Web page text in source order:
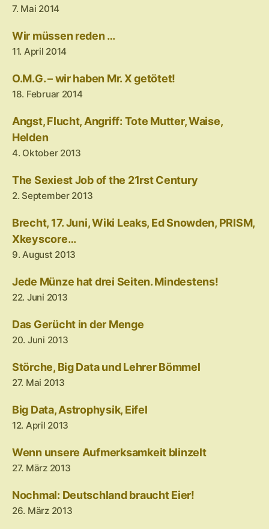
7. Mai 2014
Wir müssen reden …
11. April 2014
O.M.G. – wir haben Mr. X getötet!
18. Februar 2014
Angst, Flucht, Angriff: Tote Mutter, Waise,
Helden
4. Oktober 2013
The Sexiest Job of the 21rst Century
2. September 2013
Brecht, 17. Juni, Wiki Leaks, Ed Snowden, PRISM,
Xkeyscore…
9. August 2013
Jede Münze hat drei Seiten. Mindestens!
22. Juni 2013
Das Gerücht in der Menge
20. Juni 2013
Störche, Big Data und Lehrer Bömmel
27. Mai 2013
Big Data, Astrophysik, Eifel
12. April 2013
Wenn unsere Aufmerksamkeit blinzelt
27. März 2013
Nochmal: Deutschland braucht Eier!
26. März 2013